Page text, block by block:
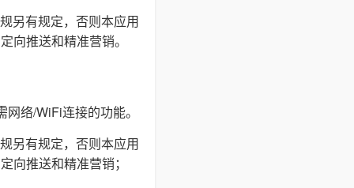
另有规定，否则本应用
向推送和精准营销。
络/WiFi连接的功能。
另有规定，否则本应用
向推送和精准营销；